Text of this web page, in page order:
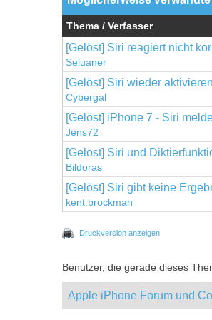
Thema / Verfasser
[Gelöst] Siri reagiert nicht
Seluaner
[Gelöst] Siri wieder aktivieren
Cybergal
[Gelöst] iPhone 7 - Siri
Jens72
[Gelöst] Siri und
Bildoras
[Gelöst] Siri gibt keine
kent.brockman
Druckversion anzeigen
Benutzer, die gerade dieses
Apple iPhone Forum und